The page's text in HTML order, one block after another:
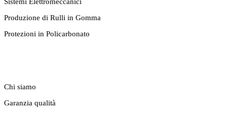
Produzione di Rulli in Gomma
Protezioni in Policarbonato
Chi siamo
Garanzia qualità